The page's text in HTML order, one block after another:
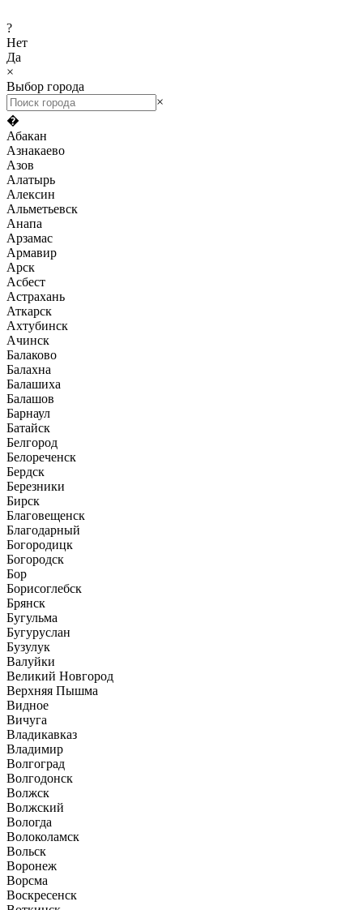
?
Нет
Да
×
Выбор города
×
�
Абакан
Азнакаево
Азов
Алатырь
Алексин
Альметьевск
Анапа
Арзамас
Армавир
Арск
Асбест
Астрахань
Аткарск
Ахтубинск
Ачинск
Балаково
Балахна
Балашиха
Балашов
Барнаул
Батайск
Белгород
Белореченск
Бердск
Березники
Бирск
Благовещенск
Благодарный
Богородицк
Богородск
Бор
Борисоглебск
Брянск
Бугульма
Бугуруслан
Бузулук
Валуйки
Великий Новгород
Верхняя Пышма
Видное
Вичуга
Владикавказ
Владимир
Волгоград
Волгодонск
Волжск
Волжский
Вологда
Волоколамск
Вольск
Воронеж
Ворсма
Воскресенск